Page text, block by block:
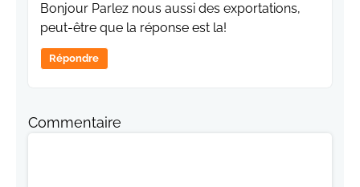
Bonjour Parlez nous aussi des exportations,
peut-être que la réponse est la!
Répondre
Commentaire